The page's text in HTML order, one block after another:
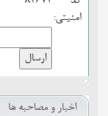
امنیتی:
اخبار و مصاحبه ها